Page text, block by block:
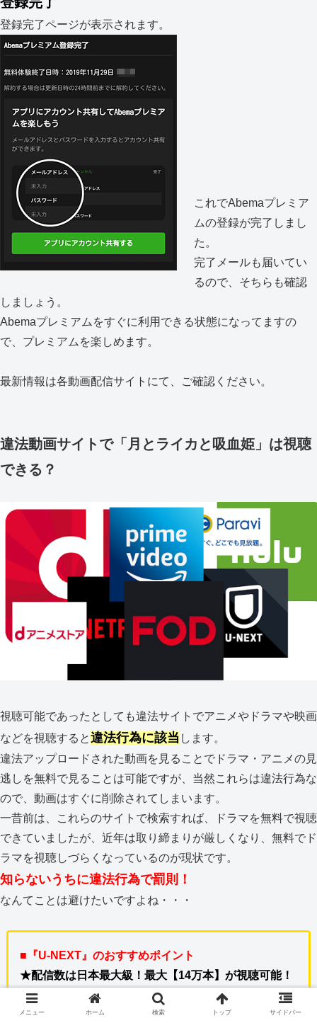
登録完了ページが表示されます。
これでAbemaプレミア
ムの登録が完了しまし
た。
完了メールも届いてい
るので、そちらも確認
しましょう。
Abemaプレミアムをすぐに利用できる状態になってますの
で、プレミアムを楽しめます。
最新情報は各動画配信サイトにて、ご確認ください。
違法動画サイトで「月とライカと吸血姫」は視聴
できる？
視聴可能であったとしても違法サイトでアニメやドラマや映画
などを視聴すると違法行為に該当 します。
違法アップロードされた動画を見ることでドラマ・アニメの見
逃しを無料で見ることは可能ですが、当然これらは違法行為な
ので、動画はすぐに削除されてしまいます。
一昔前は、これらのサイトで検索すれば、ドラマを無料で視聴
できていましたが、近年は取り締まりが厳しくなり、無料でド
ラマを視聴しづらくなっているのが現状です。
知らないうちに違法行為で罰則！
なんてことは避けたいですよね・・・
■『U-NEXT』のおすすめポイント
★配信数は日本最大級！最大【14万本】が視聴可能！
★600円分のポイントプレゼント！
★ドラマや映画はもちろんアニメ、ドキュメンタリ
メニュー ホーム 検索 トップ サイドバー